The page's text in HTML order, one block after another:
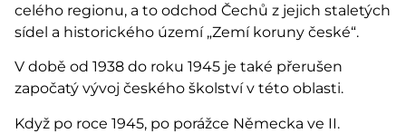
celého regionu, a to odchod Čechů z jejich staletých
sídel a historického území „Zemí koruny české“.
V době od 1938 do roku 1945 je také přerušen
započatý vývoj českého školství v této oblasti.
Když po roce 1945, po porážce Německa ve II.